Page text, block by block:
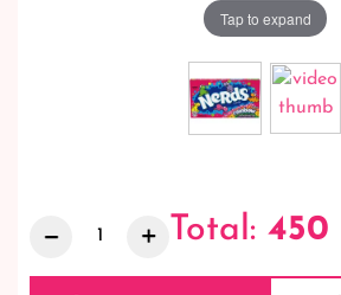
Tap to expand
Total: 450